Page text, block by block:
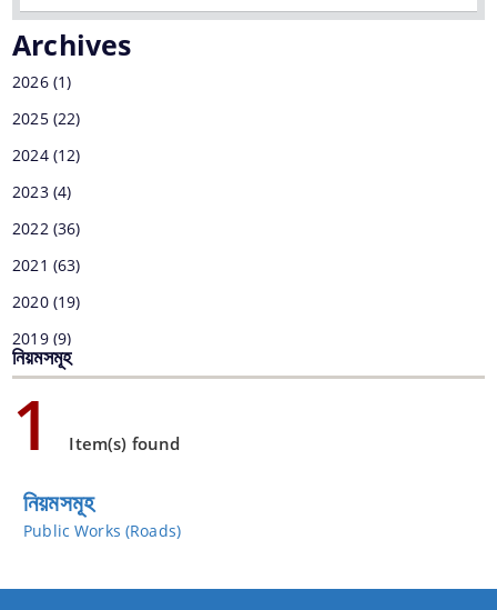
grants and assistance.
প্রতিবেদন
নিয়মসমূহ
A document repository where all types of the
and located in the shortest possible time.
আমাৰ পৰিচয়
আমি কি কৰো
নাগৰিক চনদ
You can find information on Our Ministers, Key
Officials, Our Vision,Mission and Functions and
যোগাযোগ কৰক
Archives
2026 (1)
2025 (22)
2024 (12)
2023 (4)
2022 (36)
2021 (63)
2020 (19)
2019 (9)
2018 (1)
2017
নিয়মসমূহ
1 Item(s) found
নিয়মসমূহ
Public Works (Roads)